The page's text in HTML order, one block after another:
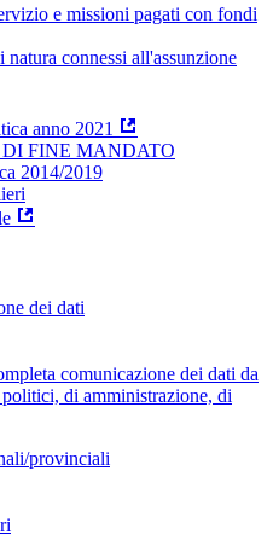
e missioni pagati con fondi
natura connessi all'assunzione
anno 2021
FINE MANDATO
2014/2019
dei dati
comunicazione dei dati da
di amministrazione, di
provinciali